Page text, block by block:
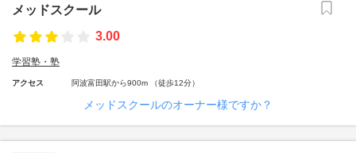
メッドスクール
3.00
学習塾・塾
アクセス 阿波富田駅から900m （徒歩12分）
メッドスクールのオーナー様ですか？